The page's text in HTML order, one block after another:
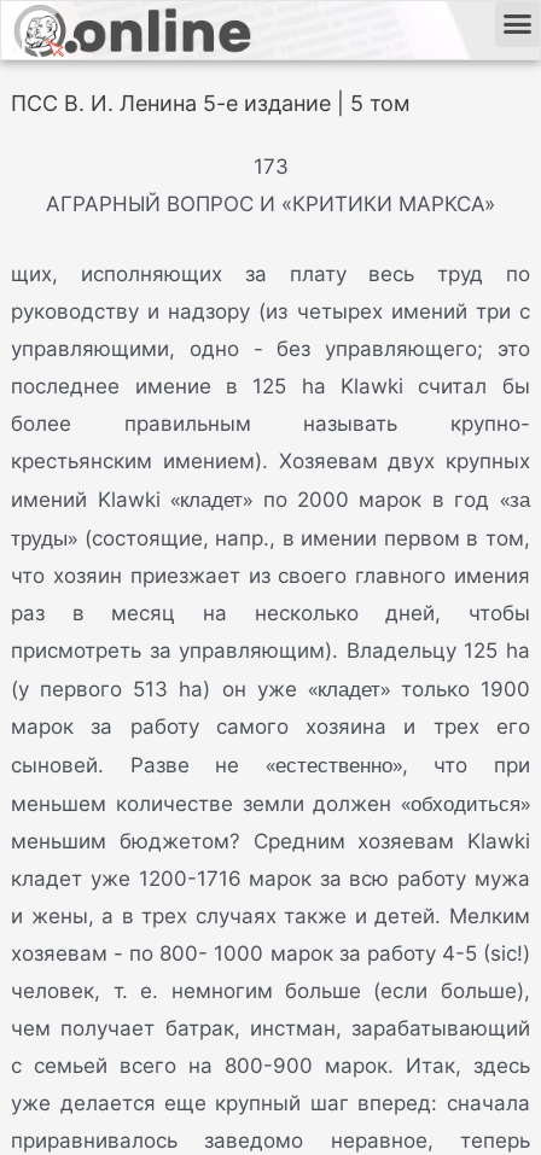
ПСС В. И. Ленина 5-е издание | 5 том
173
АГРАРНЫЙ ВОПРОС И «КРИТИКИ МАРКСА»
щих, исполняющих за плату весь труд по
руководству и надзору (из четырех имений три с
управляющими, одно - без управляющего; это
последнее имение в 125 ha Klawki считал бы
более правильным называть крупно-
крестьянским имением). Хозяевам двух крупных
имений Klawki«кладет» по 2000 марок в год «за
труды» (состоящие, напр., в имении первом в том,
что хозяин приезжает из своего главного имения
раз в месяц на несколько дней, чтобы
присмотреть за управляющим). Владельцу 125 ha
(у первого 513 ha) он уже «кладет»только 1900
марок за работу самого хозяина и трех его
сыновей. Разве не «естественно», что при
меньшем количестве земли должен «обходиться»
меньшим бюджетом? Средним хозяевам Klawki
кладет уже 1200-1716 марок за всю работу мужа
и жены, а в трех случаях также и детей. Мелким
хозяевам - по 800- 1000 марок за работу 4-5 (sic!)
человек, т. е. немногим больше (если больше),
чем получает батрак, инстман, зарабатывающий
с семьей всего на 800-900 марок. Итак, здесь
уже делается еще крупный шаг вперед: сначала
приравнивалось заведомо неравное, теперь